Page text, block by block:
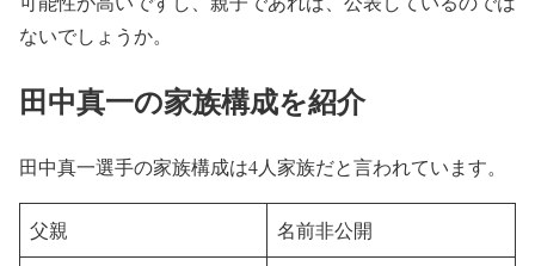
ないでしょうか。
田中真一の家族構成を紹介
田中真一選手の家族構成は4人家族だと言われています。
父親 名前非公開